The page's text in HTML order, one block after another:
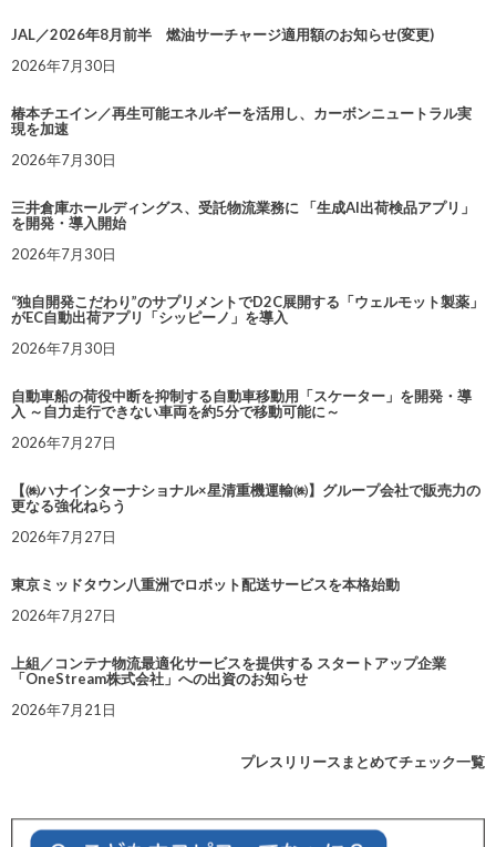
JAL／2026年8月前半 燃油サーチャージ適用額のお知らせ(変更)
2026年7月30日
椿本チエイン／再生可能エネルギーを活用し、カーボンニュートラル実
現を加速
2026年7月30日
三井倉庫ホールディングス、受託物流業務に 「生成AI出荷検品アプリ」
を開発・導入開始
2026年7月30日
“独自開発こだわり”のサプリメントでD2C展開する「ウェルモット製薬」
がEC自動出荷アプリ「シッピーノ」を導入
2026年7月30日
自動車船の荷役中断を抑制する自動車移動用「スケーター」を開発・導
入 ～自力走行できない車両を約5分で移動可能に～
2026年7月27日
【㈱ハナインターナショナル×星清重機運輸㈱】グループ会社で販売力の
更なる強化ねらう
2026年7月27日
東京ミッドタウン八重洲でロボット配送サービスを本格始動
2026年7月27日
上組／コンテナ物流最適化サービスを提供する スタートアップ企業
「OneStream株式会社」への出資のお知らせ
2026年7月21日
プレスリリースまとめてチェック一覧